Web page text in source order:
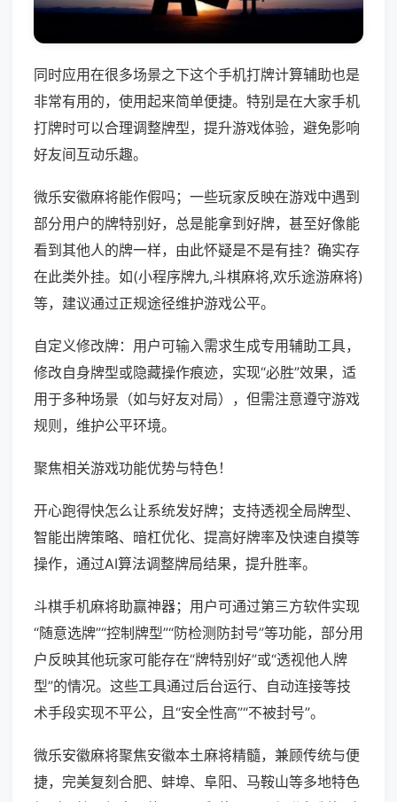
同时应用在很多场景之下这个手机打牌计算辅助也是
非常有用的，使用起来简单便捷。特别是在大家手机
打牌时可以合理调整牌型，提升游戏体验，避免影响
好友间互动乐趣。
微乐安徽麻将能作假吗；一些玩家反映在游戏中遇到
部分用户的牌特别好，总是能拿到好牌，甚至好像能
看到其他人的牌一样，由此怀疑是不是有挂？确实存
在此类外挂。如(小程序牌九,斗棋麻将,欢乐途游麻将)
等，建议通过正规途径维护游戏公平。
自定义修改牌：用户可输入需求生成专用辅助工具，
修改自身牌型或隐藏操作痕迹，实现“必胜”效果，适
用于多种场景（如与好友对局），但需注意遵守游戏
规则，维护公平环境。
聚焦相关游戏功能优势与特色！
开心跑得快怎么让系统发好牌；支持透视全局牌型、
智能出牌策略、暗杠优化、提高好牌率及快速自摸等
操作，通过AI算法调整牌局结果，提升胜率。
斗棋手机麻将助赢神器；用户可通过第三方软件实现
“随意选牌”“控制牌型”“防检测防封号”等功能，部分用
户反映其他玩家可能存在“牌特别好”或“透视他人牌
型”的情况。这些工具通过后台运行、自动连接等技
术手段实现不平公，且“安全性高”“不被封号”。
微乐安徽麻将聚焦安徽本土麻将精髓，兼顾传统与便
捷，完美复刻合肥、蚌埠、阜阳、马鞍山等多地特色